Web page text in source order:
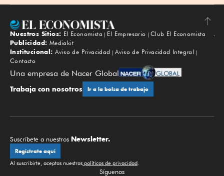
Subir
Nuestros Sitios: El Economista El Empresario
Club El Economista
Publicidad: Mediakit
Institucional: Aviso de Privacidad
Aviso de Privacidad Integral
Contacto
Una empresa de Nacer Global
Trabaja con nosotros Ir a la bolsa de trabajo
Suscríbete a nuestros Newsletter.
Regístrate aquí
Al suscribirte, aceptas nuestras políticas de privacidad
Síguenos